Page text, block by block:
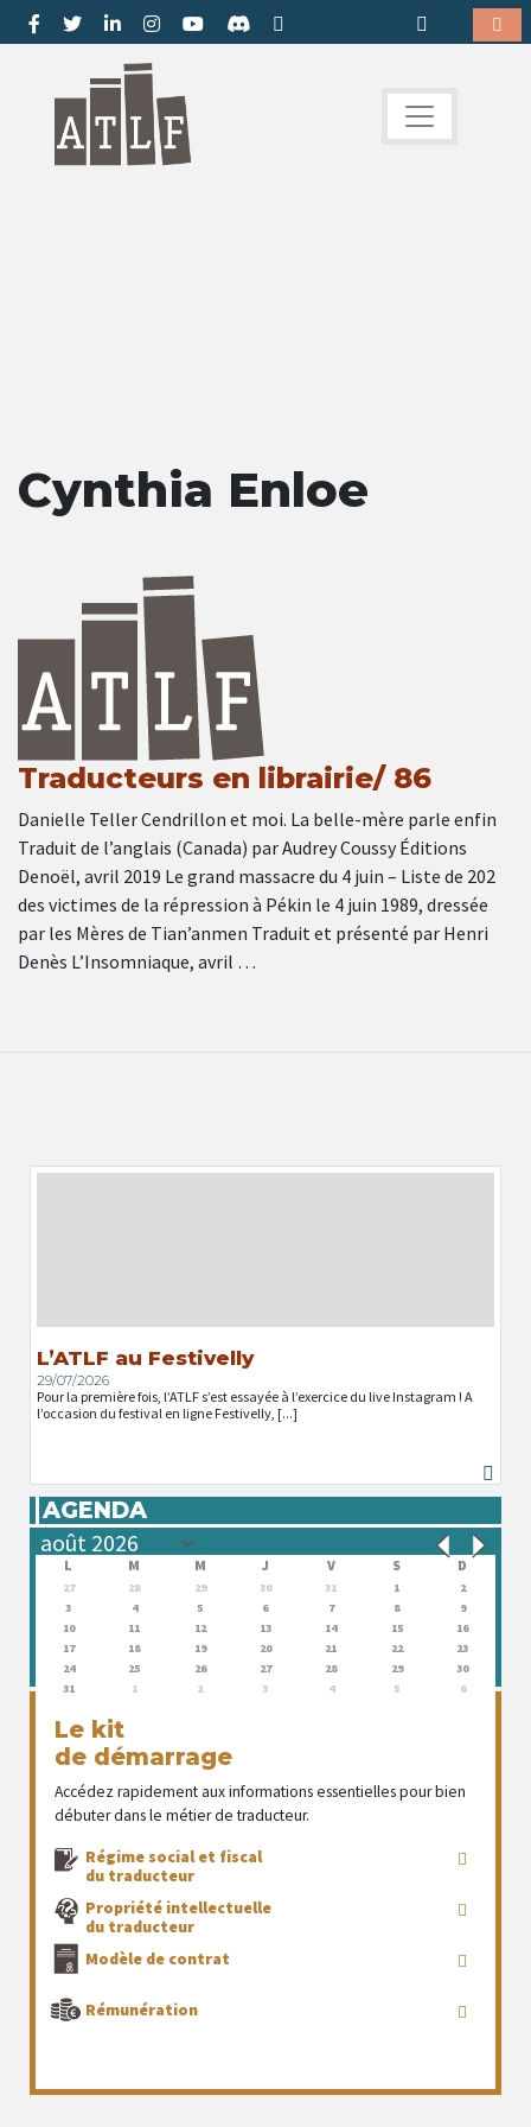
Cynthia Enloe
Traducteurs en librairie/ 86
Danielle Teller Cendrillon et moi. La belle-mère parle enfin
Traduit de l’anglais (Canada) par Audrey Coussy Éditions
Denoël, avril 2019 Le grand massacre du 4 juin – Liste de 202
des victimes de la répression à Pékin le 4 juin 1989, dressée
par les Mères de Tian’anmen Traduit et présenté par Henri
Denès L’Insomniaque, avril …
L’ATLF au Festivelly
29/07/2026
Pour la première fois, l’ATLF s’est essayée à l’exercice du live Instagram ! A
l’occasion du festival en ligne Festivelly, [...]
AGENDA
L M M J V S D
27 28 29 30 31 1
2
3
4 5 6 7 8
9
10
11 12 13 14 15
16
17
18 19 20 21 22
23
24
25 26 27 28 29
30
31
1 2 3 4 5 6
Le kit
de démarrage
Accédez rapidement aux informations essentielles pour bien
débuter dans le métier de traducteur.
Régime social et fiscal
du traducteur
Propriété intellectuelle
du traducteur
Modèle de contrat
Rémunération